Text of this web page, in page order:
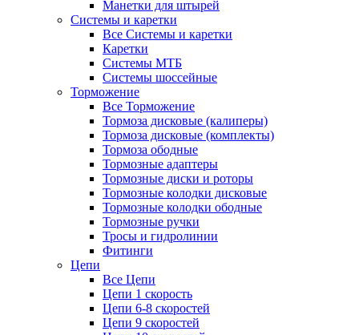
Манетки для штырей
Системы и каретки
Все Системы и каретки
Каретки
Системы МТБ
Системы шоссейные
Торможение
Все Торможение
Тормоза дисковые (калиперы)
Тормоза дисковые (комплекты)
Тормоза ободные
Тормозные адаптеры
Тормозные диски и роторы
Тормозные колодки дисковые
Тормозные колодки ободные
Тормозные ручки
Тросы и гидролинии
Фитинги
Цепи
Все Цепи
Цепи 1 скорость
Цепи 6-8 скоростей
Цепи 9 скоростей